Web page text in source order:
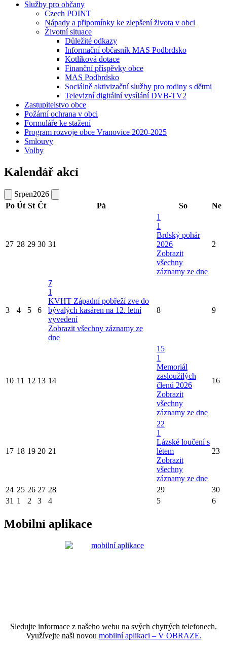
Služby pro občany
Czech POINT
Nápady a připomínky ke zlepšení života v obci
Životní situace
Důležité odkazy
Informační občasník MAS Podbrdsko
Kotlíková dotace
Finanční příspěvky obce
MAS Podbrdsko
Sociálně aktivizační služby pro rodiny s dětmi
Televizní digitální vysílání DVB-TV2
Zastupitelstvo obce
Požární ochrana v obci
Formuláře ke stažení
Program rozvoje obce Vranovice 2020-2025
Smlouvy
Volby
Kalendář akcí
Srpen2026
Po Út St Čt Pá So Ne
27 28 29 30 31
1
1
Brdský pohár
2026
Zobrazit
všechny
záznamy ze dne
2
3 4 5 6
7
1
KVHT Západní pobřeží zve do
bývalých kasáren na 12. letní
vyvedení
Zobrazit všechny záznamy ze
dne
8 9
10 11 12 13 14
15
1
Memoriál
zasloužilých
členů 2026
Zobrazit
všechny
záznamy ze dne
16
17 18 19 20 21
22
1
Lázské loučení s
létem
Zobrazit
všechny
záznamy ze dne
23
24 25 26 27 28 29
30
31 1 2 3 4 5 6
Mobilní aplikace
Sledujte informace z našeho webu na svých chytrých telefonech.
Využívejte naši novou mobilní aplikaci – V OBRAZE.